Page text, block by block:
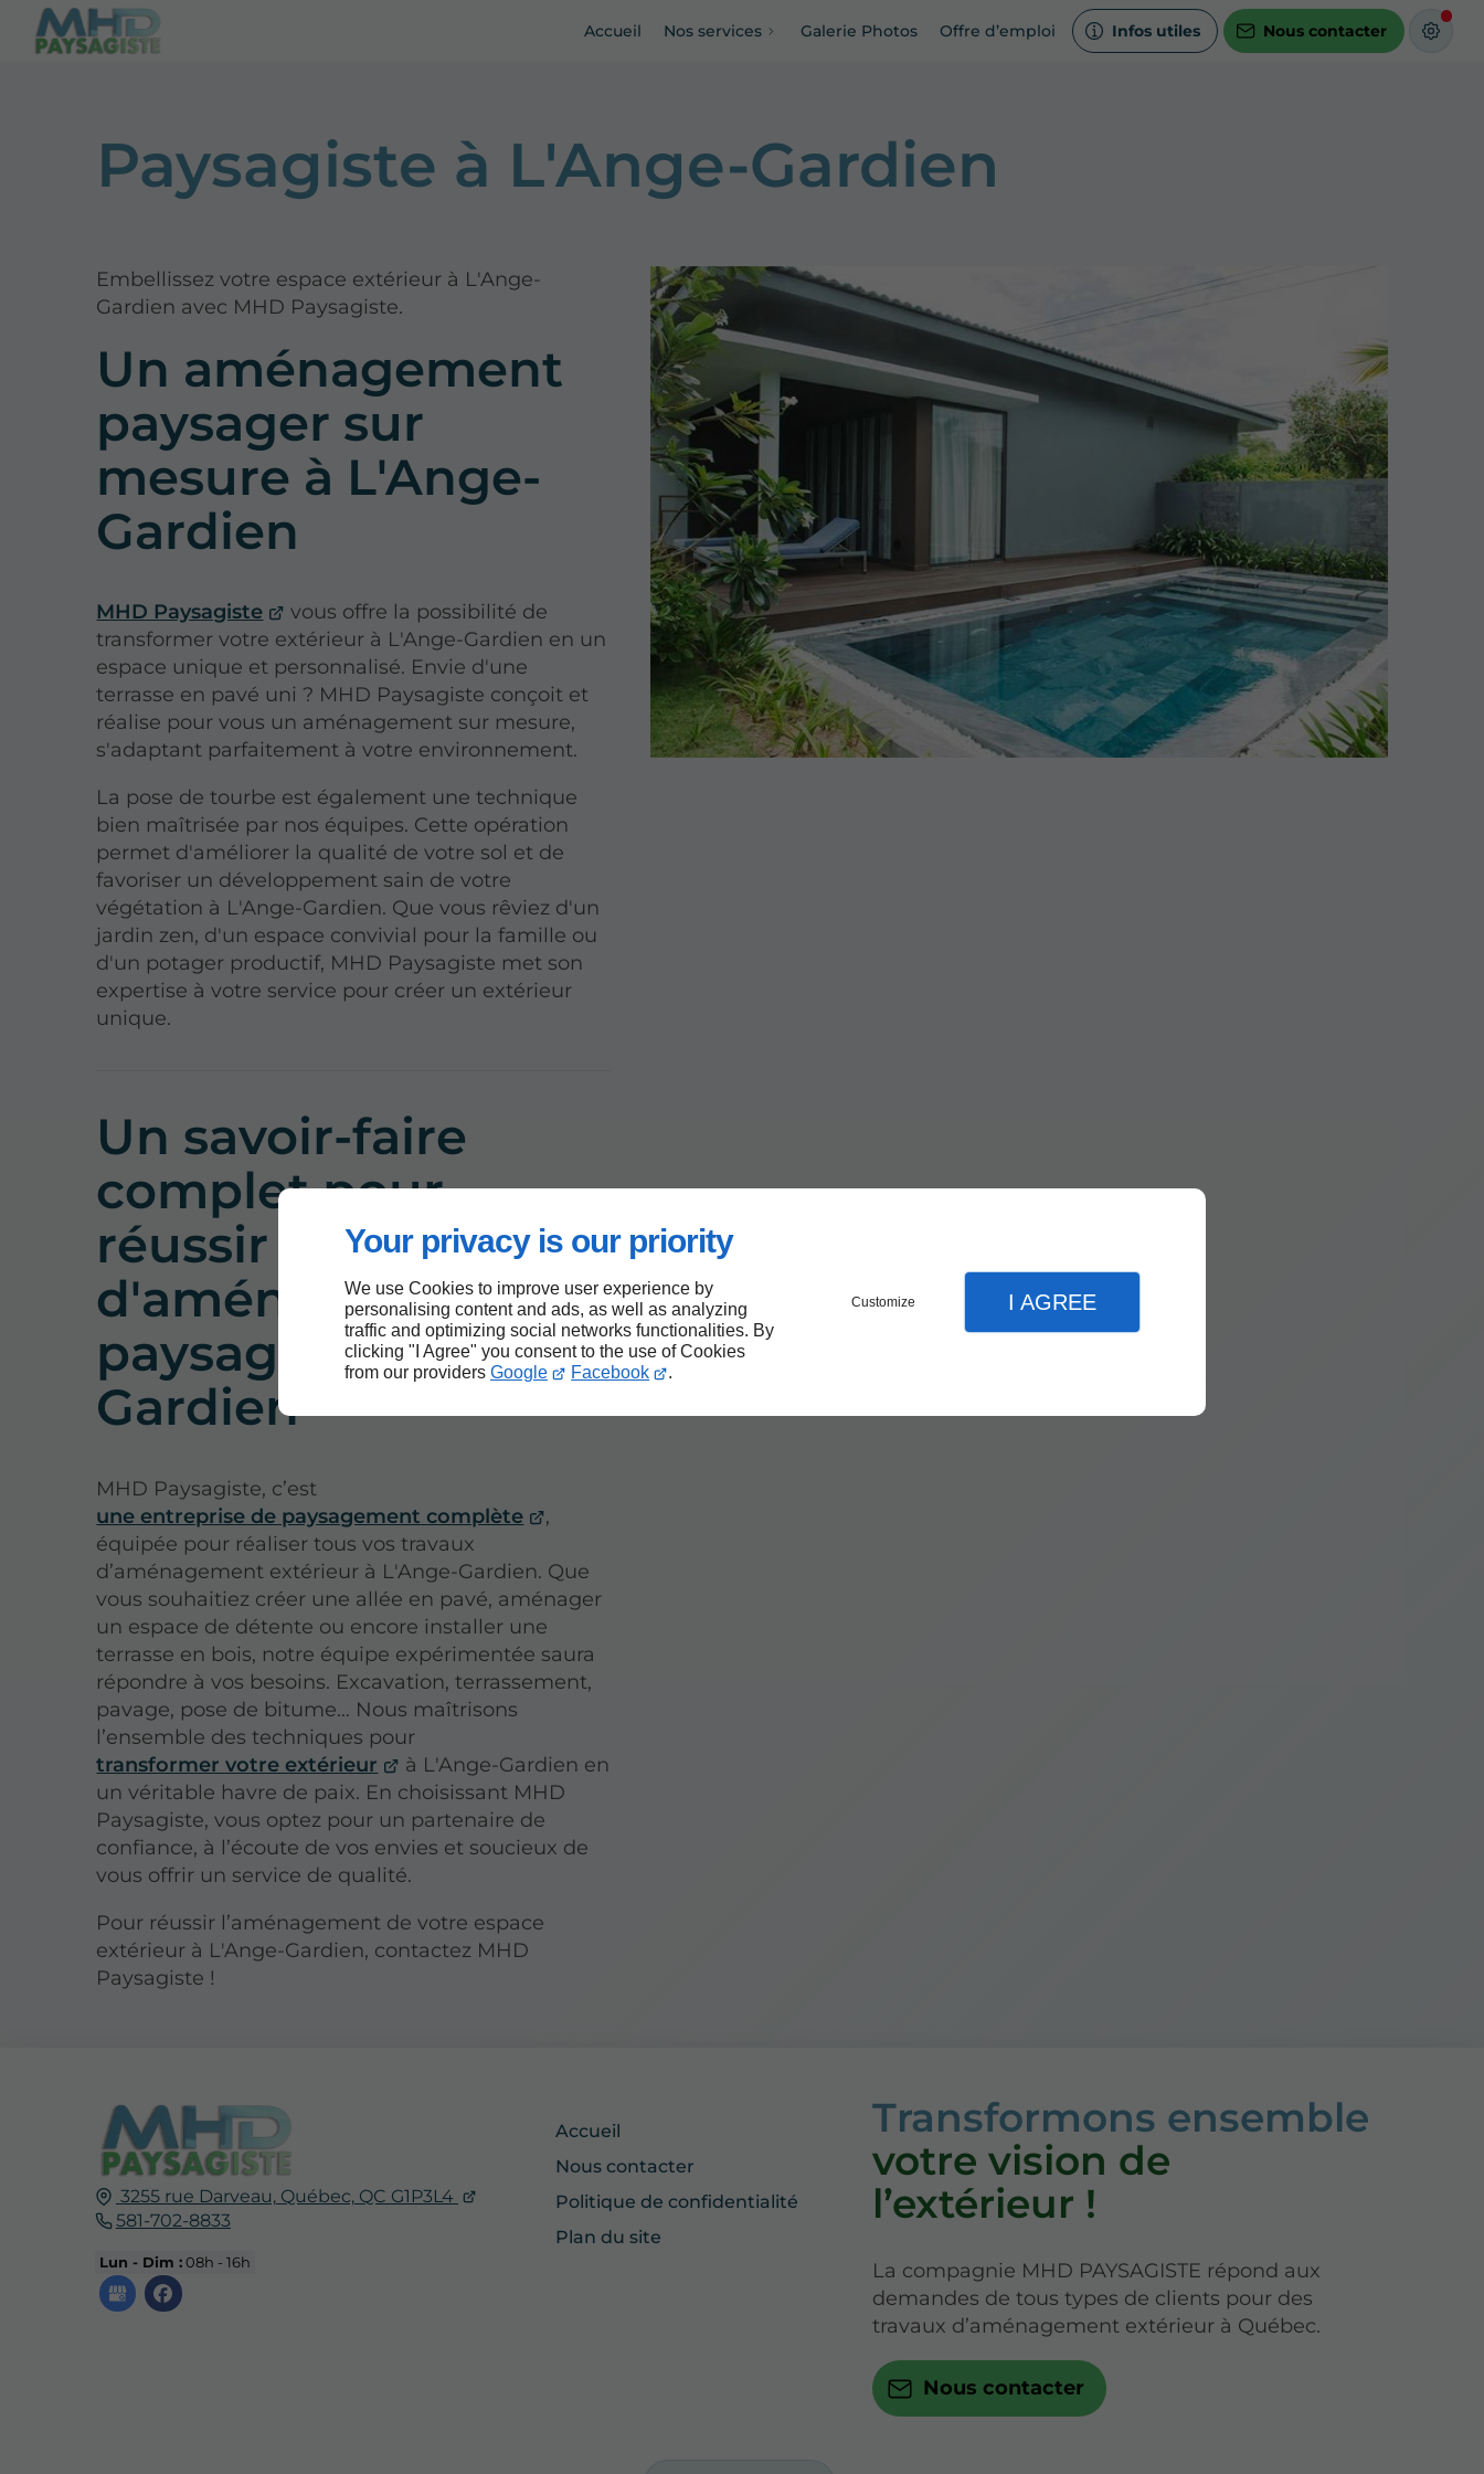
Your privacy is our priority
We use Cookies to improve user experience by
personalising content and ads, as well as analyzing
traffic and optimizing social networks functionalities. By
clicking "I Agree" you consent to the use of Cookies
from our providers Google Facebook .
Customize I AGREE
Accueil Nos services Galerie Photos Offre d’emploi Infos utiles Nous contacter
Paysagiste à L'Ange-Gardien
Embellissez votre espace extérieur à L'Ange-
Gardien avec MHD Paysagiste.
Un aménagement
paysager sur
mesure à L'Ange-
Gardien
MHD Paysagiste
vous offre la possibilité de
transformer votre extérieur à L'Ange-Gardien en un
espace unique et personnalisé. Envie d'une
terrasse en pavé uni ? MHD Paysagiste conçoit et
réalise pour vous un aménagement sur mesure,
s'adaptant parfaitement à votre environnement.
La pose de tourbe est également une technique
bien maîtrisée par nos équipes. Cette opération
permet d'améliorer la qualité de votre sol et de
favoriser un développement sain de votre
végétation à L'Ange-Gardien. Que vous rêviez d'un
jardin zen, d'un espace convivial pour la famille ou
d'un potager productif, MHD Paysagiste met son
expertise à votre service pour créer un extérieur
unique.
Un savoir-faire
complet pour
réussir vos travaux
d'aménagement
paysager à L'Ange-
Gardien
MHD Paysagiste, c’est
une entreprise de paysagement complète
,
équipée pour réaliser tous vos travaux
d’aménagement extérieur à L'Ange-Gardien. Que
vous souhaitiez créer une allée en pavé, aménager
un espace de détente ou encore installer une
terrasse en bois, notre équipe expérimentée saura
répondre à vos besoins. Excavation, terrassement,
pavage, pose de bitume… Nous maîtrisons
l’ensemble des techniques pour
transformer votre extérieur
à L'Ange-Gardien en
un véritable havre de paix. En choisissant MHD
Paysagiste, vous optez pour un partenaire de
confiance, à l’écoute de vos envies et soucieux de
vous offrir un service de qualité.
Pour réussir l’aménagement de votre espace
extérieur à L'Ange-Gardien, contactez MHD
Paysagiste !
3255 rue Darveau, Québec, QC G1P3L4
581-702-8833
Lun - Dim :08h - 16h
Accueil
Nous contacter
Politique de confidentialité
Plan du site
Transformons ensemble
votre vision de
l’extérieur !
La compagnie MHD PAYSAGISTE répond aux
demandes de tous types de clients pour des
travaux d’aménagement extérieur à Québec.
Nous contacter